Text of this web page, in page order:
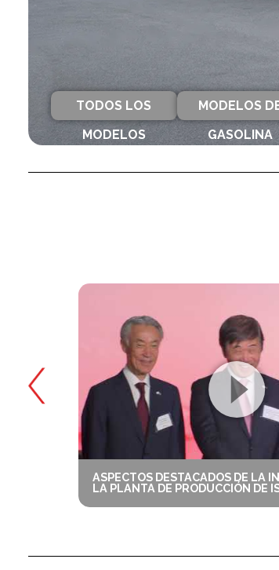
TODOS LOS
MODELOS
MODELOS
GASOLINA
ASPECTOS DESTACADOS DE LA
LA PLANTA DE PRODUCCIÓN DE